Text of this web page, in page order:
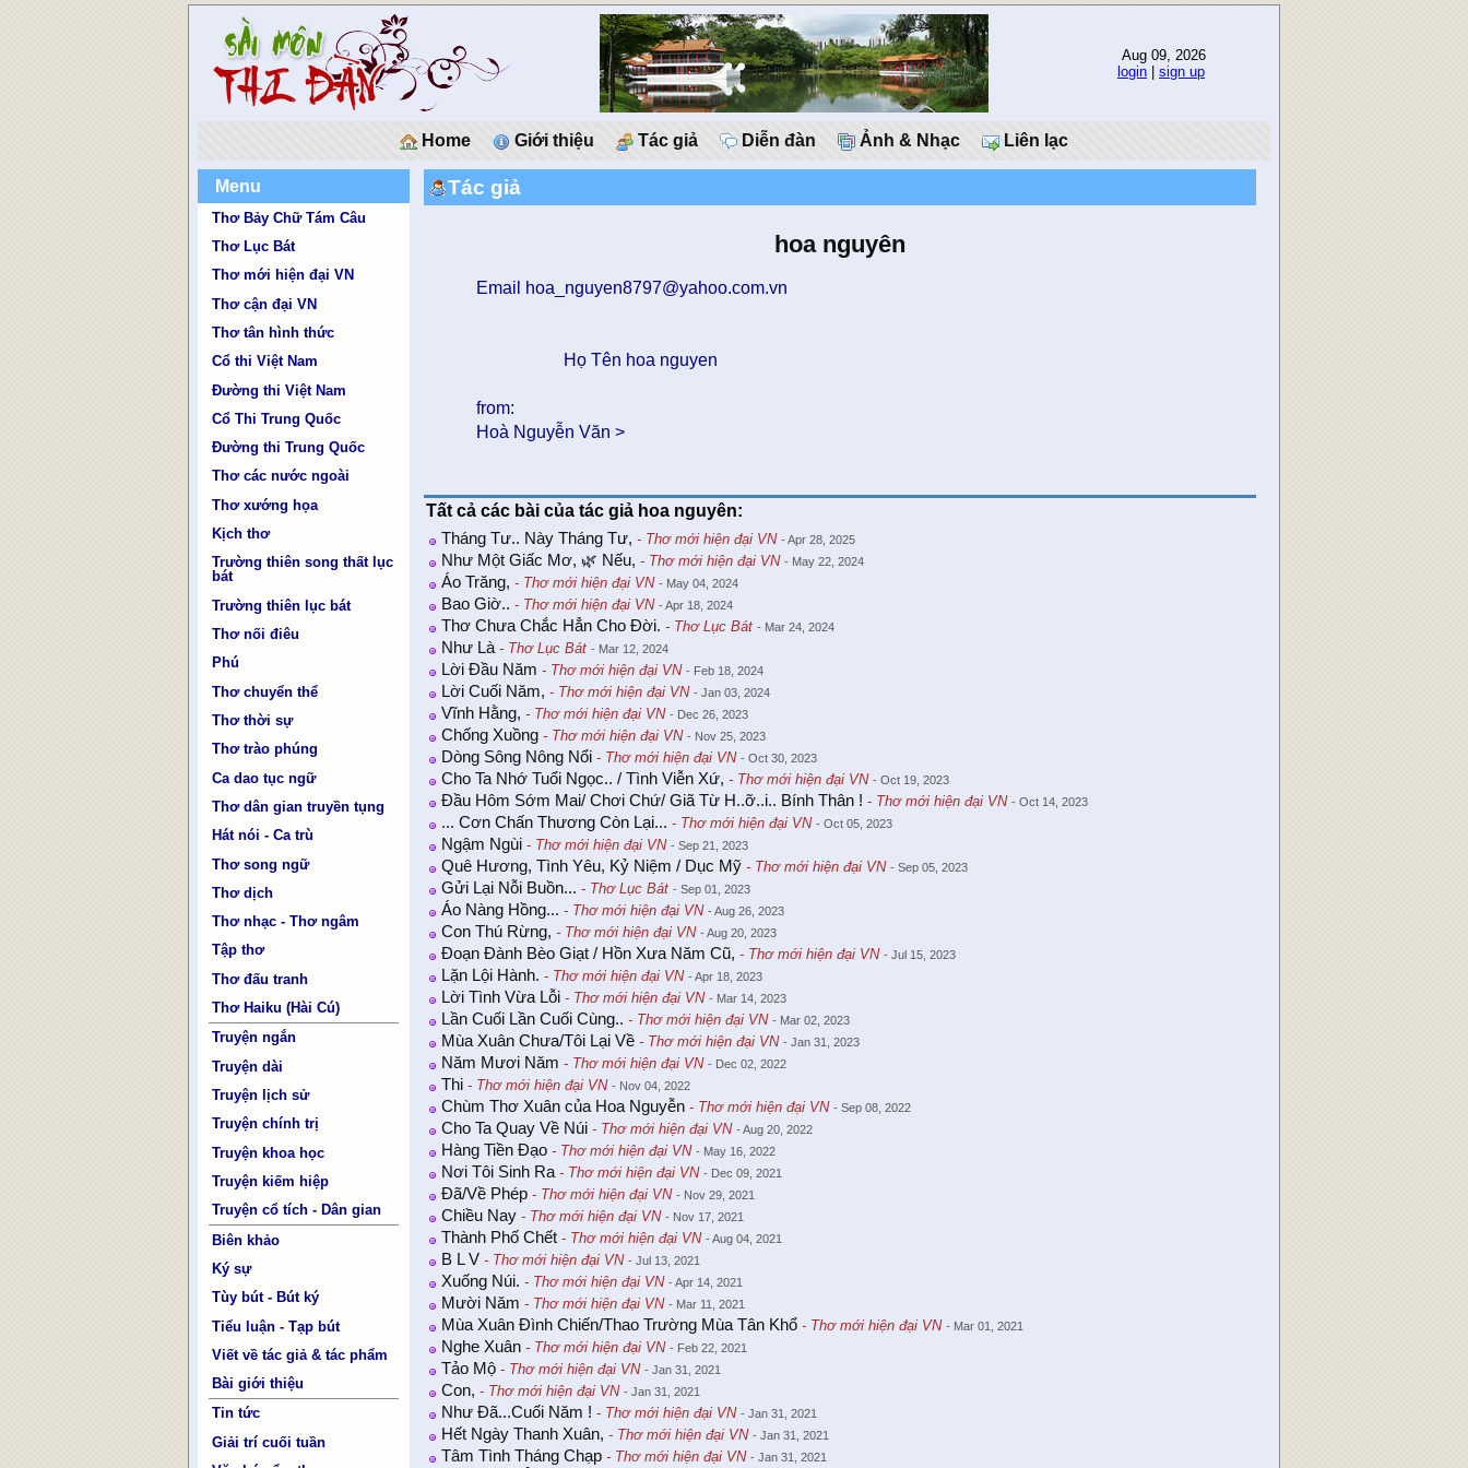
Aug 09, 2026
login
sign up
Home Giới thiệu Tác giả Diễn đàn Ảnh & Nhạc Liên lạc
Menu
Thơ Bảy Chữ Tám Câu
Thơ Lục Bát
Thơ mới hiện đại VN
Thơ cận đại VN
Thơ tân hình thức
Cổ thi Việt Nam
Đường thi Việt Nam
Cổ Thi Trung Quốc
Đường thi Trung Quốc
Thơ các nước ngoài
Thơ xướng họa
Kịch thơ
Trường thiên song thất lục
bát
Trường thiên lục bát
Thơ nối điêu
Phú
Thơ chuyển thể
Thơ thời sự
Thơ trào phúng
Ca dao tục ngữ
Thơ dân gian truyền tụng
Hát nói - Ca trù
Thơ song ngữ
Thơ dịch
Thơ nhạc - Thơ ngâm
Tập thơ
Thơ đấu tranh
Thơ Haiku (Hài Cú)
Truyện ngắn
Truyện dài
Truyện lịch sử
Truyện chính trị
Truyện khoa học
Truyện kiếm hiệp
Truyện cổ tích - Dân gian
Biên khảo
Ký sự
Tùy bút - Bút ký
Tiểu luận - Tạp bút
Viết về tác giả & tác phẩm
Bài giới thiệu
Tin tức
Giải trí cuối tuần
Tác giả
hoa nguyên
Email hoa_nguyen8797@yahoo.com.vn
Họ Tên hoa nguyen
from:
Hoà Nguyễn Văn >
Tất cả các bài của tác giả hoa nguyên:
Tháng Tư.. Này Tháng Tư, - Thơ mới hiện đại VN - Apr 28, 2025
Như Một Giấc Mơ, 🌿 Nếu, - Thơ mới hiện đại VN - May 22, 2024
Áo Trăng, - Thơ mới hiện đại VN - May 04, 2024
Bao Giờ.. - Thơ mới hiện đại VN - Apr 18, 2024
Thơ Chưa Chắc Hẳn Cho Đời. - Thơ Lục Bát - Mar 24, 2024
Như Là- Thơ Lục Bát - Mar 12, 2024
Lời Đầu Năm - Thơ mới hiện đại VN - Feb 18, 2024
Lời Cuối Năm, - Thơ mới hiện đại VN - Jan 03, 2024
Vĩnh Hằng, - Thơ mới hiện đại VN - Dec 26, 2023
Chống Xuồng - Thơ mới hiện đại VN - Nov 25, 2023
Dòng Sông Nông Nổi - Thơ mới hiện đại VN - Oct 30, 2023
Cho Ta Nhớ Tuổi Ngọc.. / Tình Viễn Xứ, - Thơ mới hiện đại VN - Oct 19, 2023
Đầu Hôm Sớm Mai/ Chơi Chứ/ Giã Từ H..ỡ..i.. Bính Thân ! - Thơ mới hiện đại VN - Oct 14, 2023
... Cơn Chấn Thương Còn Lại... - Thơ mới hiện đại VN - Oct 05, 2023
Ngậm Ngùi - Thơ mới hiện đại VN - Sep 21, 2023
Quê Hương, Tình Yêu, Kỷ Niệm / Dục Mỹ - Thơ mới hiện đại VN - Sep 05, 2023
Gửi Lại Nỗi Buồn... - Thơ Lục Bát - Sep 01, 2023
Áo Nàng Hồng... - Thơ mới hiện đại VN - Aug 26, 2023
Con Thú Rừng, - Thơ mới hiện đại VN - Aug 20, 2023
Đoạn Đành Bèo Giạt / Hồn Xưa Năm Cũ, - Thơ mới hiện đại VN - Jul 15, 2023
Lặn Lội Hành. - Thơ mới hiện đại VN - Apr 18, 2023
Lời Tình Vừa Lỗi - Thơ mới hiện đại VN - Mar 14, 2023
Lần Cuối Lần Cuối Cùng.. - Thơ mới hiện đại VN - Mar 02, 2023
Mùa Xuân Chưa/Tôi Lại Về - Thơ mới hiện đại VN - Jan 31, 2023
Năm Mươi Năm - Thơ mới hiện đại VN - Dec 02, 2022
Thi - Thơ mới hiện đại VN - Nov 04, 2022
Chùm Thơ Xuân của Hoa Nguyễn - Thơ mới hiện đại VN - Sep 08, 2022
Cho Ta Quay Về Núi - Thơ mới hiện đại VN - Aug 20, 2022
Hàng Tiền Đạo - Thơ mới hiện đại VN - May 16, 2022
Nơi Tôi Sinh Ra- Thơ mới hiện đại VN - Dec 09, 2021
Đã/Về Phép - Thơ mới hiện đại VN - Nov 29, 2021
Chiều Nay - Thơ mới hiện đại VN - Nov 17, 2021
Thành Phố Chết - Thơ mới hiện đại VN - Aug 04, 2021
B L V - Thơ mới hiện đại VN - Jul 13, 2021
Xuống Núi. - Thơ mới hiện đại VN - Apr 14, 2021
Mười Năm - Thơ mới hiện đại VN - Mar 11, 2021
Mùa Xuân Đình Chiến/Thao Trường Mùa Tân Khổ - Thơ mới hiện đại VN - Mar 01, 2021
Nghe Xuân - Thơ mới hiện đại VN - Feb 22, 2021
Tảo Mộ - Thơ mới hiện đại VN - Jan 31, 2021
Con, - Thơ mới hiện đại VN - Jan 31, 2021
Như Đã...Cuối Năm ! - Thơ mới hiện đại VN - Jan 31, 2021
Hết Ngày Thanh Xuân, - Thơ mới hiện đại VN - Jan 31, 2021
Tâm Tình Tháng Chạp - Thơ mới hiện đại VN - Jan 31, 2021